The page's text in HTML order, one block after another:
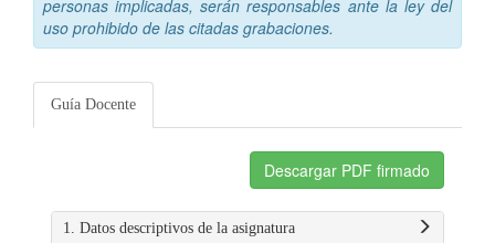
personas implicadas, serán responsables ante la ley del
uso prohibido de las citadas grabaciones.
Guía Docente
Descargar PDF firmado
1. Datos descriptivos de la asignatura